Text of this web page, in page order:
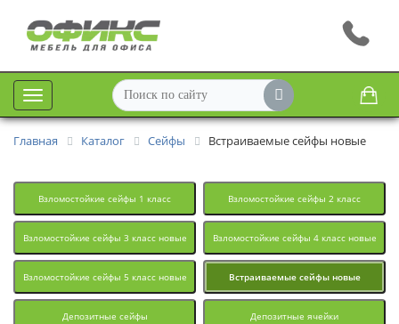
Меню
Главная Каталог Сейфы Встраиваемые сейфы новые
Взломостойкие сейфы 1 класс Взломостойкие сейфы 2 класс
Взломостойкие сейфы 3 класс новые Взломостойкие сейфы 4 класс новые
Взломостойкие сейфы 5 класс новые Встраиваемые сейфы новые
Депозитные сейфы Депозитные ячейки